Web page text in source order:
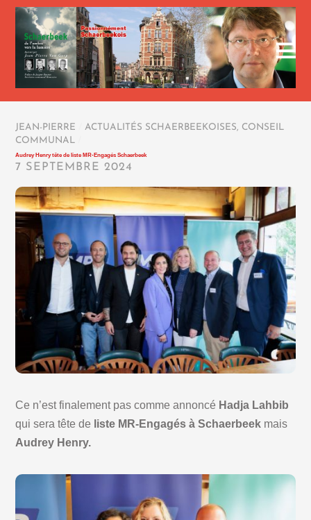
JEAN-PIERRE ACTUALITÉS SCHAERBEEKOISES, CONSEIL
COMMUNAL
Audrey Henry tête de liste MR-Engagés Schaerbeek
7 SEPTEMBRE 2024
Ce n’est finalement pas comme annoncé Hadja Lahbib
qui sera tête de liste MR-Engagés à Schaerbeek mais
Audrey Henry.